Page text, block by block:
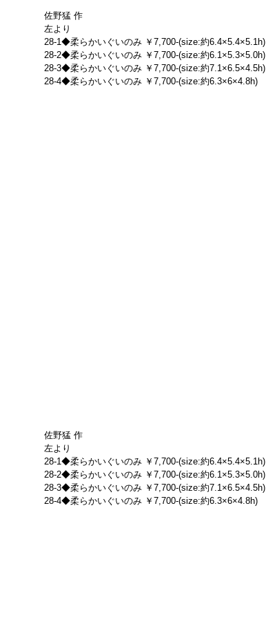
佐野猛 作
左より
28-1◆柔らかいぐいのみ ￥7,700-(size:約6.4×5.4×5.1h)
28-2◆柔らかいぐいのみ ￥7,700-(size:約6.1×5.3×5.0h)
28-3◆柔らかいぐいのみ ￥7,700-(size:約7.1×6.5×4.5h)
28-4◆柔らかいぐいのみ ￥7,700-(size:約6.3×6×4.8h)
佐野猛 作
左より
28-1◆柔らかいぐいのみ ￥7,700-(size:約6.4×5.4×5.1h)
28-2◆柔らかいぐいのみ ￥7,700-(size:約6.1×5.3×5.0h)
28-3◆柔らかいぐいのみ ￥7,700-(size:約7.1×6.5×4.5h)
28-4◆柔らかいぐいのみ ￥7,700-(size:約6.3×6×4.8h)